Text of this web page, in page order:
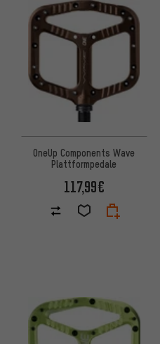
OneUp Components Wave
Plattformpedale
117,99€